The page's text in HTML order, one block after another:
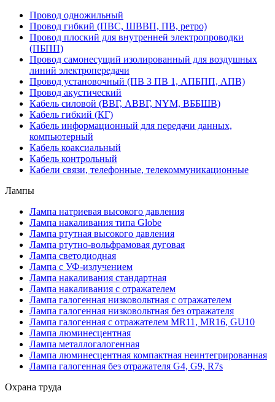
Провод одножильный
Провод гибкий (ПВС, ШВВП, ПВ, ретро)
Провод плоский для внутренней электропроводки
(ПБПП)
Провод самонесущий изолированный для воздушных
линий электропередачи
Провод установочный (ПВ 3 ПВ 1, АПБПП, АПВ)
Провод акустический
Кабель силовой (ВВГ, АВВГ, NYM, ВББШВ)
Кабель гибкий (КГ)
Кабель информационный для передачи данных,
компьютерный
Кабель коаксиальный
Кабель контрольный
Кабели связи, телефонные, телекоммуникационные
Лампы
Лампа натриевая высокого давления
Лампа накаливания типа Globe
Лампа ртутная высокого давления
Лампа ртутно-вольфрамовая дуговая
Лампа светодиодная
Лампа с УФ-излучением
Лампа накаливания стандартная
Лампа накаливания с отражателем
Лампа галогенная низковольтная с отражателем
Лампа галогенная низковольтная без отражателя
Лампа галогенная с отражателем MR11, MR16, GU10
Лампа люминесцентная
Лампа металлогалогенная
Лампа люминесцентная компактная неинтегрированная
Лампа галогенная без отражателя G4, G9, R7s
Охрана труда